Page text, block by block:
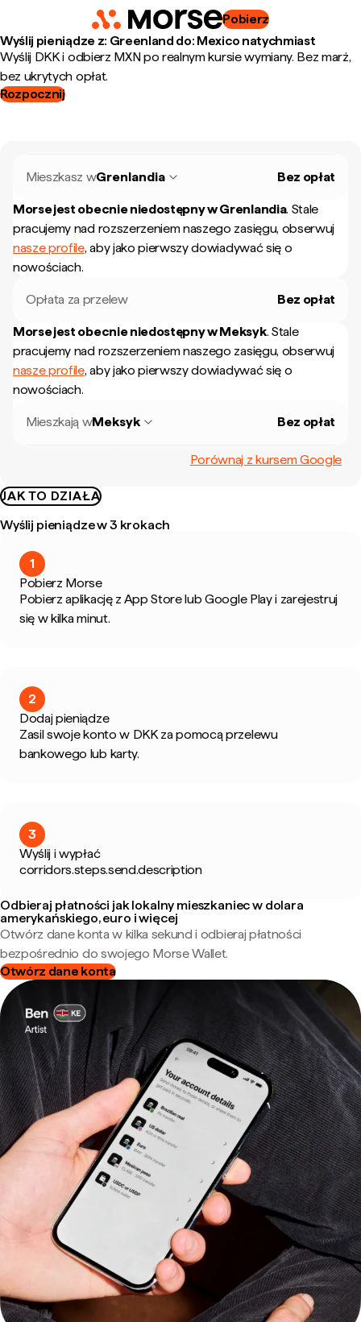
Pobierz
Wyślij pieniądze z: Greenland do: Mexico natychmiast
Wyślij DKK i odbierz MXN po realnym kursie wymiany. Bez marż,
bez ukrytych opłat.
Rozpocznij
Mieszkasz wGrenlandia Bez opłat
Morse jest obecnie niedostępny wGrenlandia. Stale
pracujemy nad rozszerzeniem naszego zasięgu, obserwuj
nasze profile, aby jako pierwszy dowiadywać się o
nowościach.
Opłata za przelew Bez opłat
Morse jest obecnie niedostępny wMeksyk. Stale
pracujemy nad rozszerzeniem naszego zasięgu, obserwuj
nasze profile, aby jako pierwszy dowiadywać się o
nowościach.
Mieszkają wMeksyk Bez opłat
Porównaj z kursem Google
JAK TO DZIAŁA
Wyślij pieniądze w 3 krokach
1
Pobierz Morse
Pobierz aplikację z App Store lub Google Play i zarejestruj
się w kilka minut.
2
Dodaj pieniądze
Zasil swoje konto w DKK za pomocą przelewu
bankowego lub karty.
3
Wyślij i wypłać
corridors.steps.send.description
Odbieraj płatności jak lokalny mieszkaniec w dolara
amerykańskiego, euro i więcej
Otwórz dane konta w kilka sekund i odbieraj płatności
bezpośrednio do swojego Morse Wallet.
Otwórz dane konta